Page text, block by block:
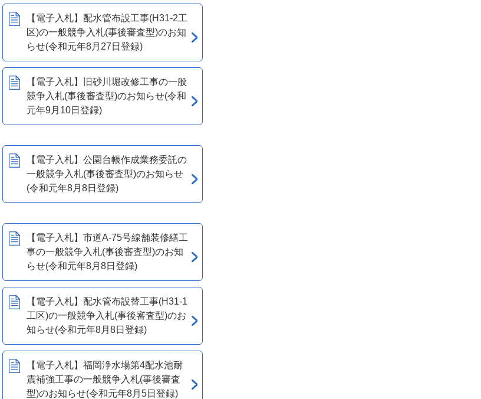
【電子入札】配水管布設工事(H31-2工
区)の一般競争入札(事後審査型)のお知
らせ(令和元年8月27日登録)
【電子入札】旧砂川堀改修工事の一般
競争入札(事後審査型)のお知らせ(令和
元年9月10日登録)
【電子入札】公園台帳作成業務委託の
一般競争入札(事後審査型)のお知らせ
(令和元年8月8日登録)
【電子入札】市道A-75号線舗装修繕工
事の一般競争入札(事後審査型)のお知
らせ(令和元年8月8日登録)
【電子入札】配水管布設替工事(H31-1
工区)の一般競争入札(事後審査型)のお
知らせ(令和元年8月8日登録)
【電子入札】福岡浄水場第4配水池耐
震補強工事の一般競争入札(事後審査
型)のお知らせ(令和元年8月5日登録)